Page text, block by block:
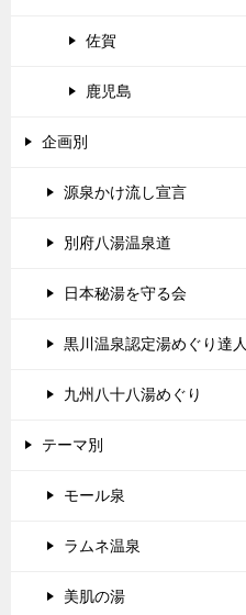
佐賀
鹿児島
企画別
源泉かけ流し宣言
別府八湯温泉道
日本秘湯を守る会
黒川温泉認定湯めぐり達人
九州八十八湯めぐり
テーマ別
モール泉
ラムネ温泉
美肌の湯